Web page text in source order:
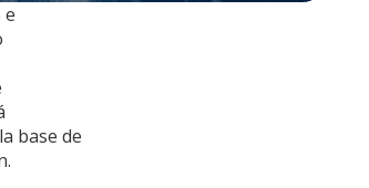
e
base de